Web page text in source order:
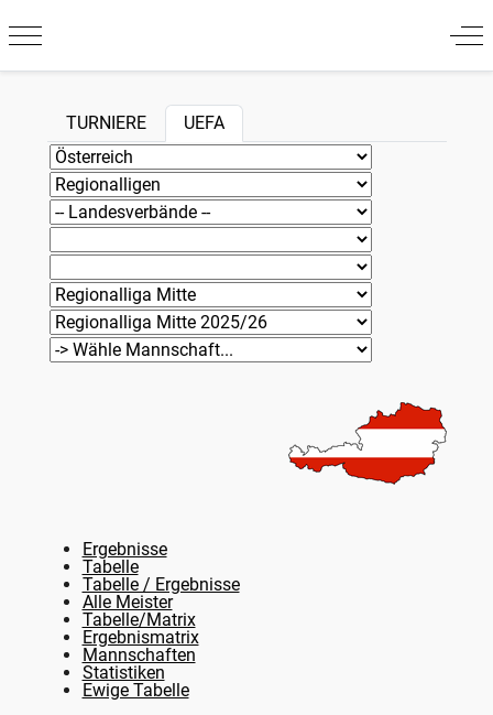
Mobile Menu Toggle
TURNIERE UEFA
Ergebnisse
Tabelle
Tabelle / Ergebnisse
Alle Meister
Tabelle/Matrix
Ergebnismatrix
Mannschaften
Statistiken
Ewige Tabelle